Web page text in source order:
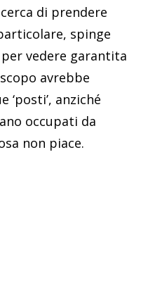
di prendere
spinge
vedere garantita
avrebbe
‘posti’, anziché
occupati da
non piace.